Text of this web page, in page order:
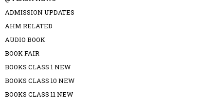
ADMISSION UPDATES
AHM RELATED
AUDIO BOOK
BOOK FAIR
BOOKS CLASS 1 NEW
BOOKS CLASS 10 NEW
BOOKS CLASS 11 NEW